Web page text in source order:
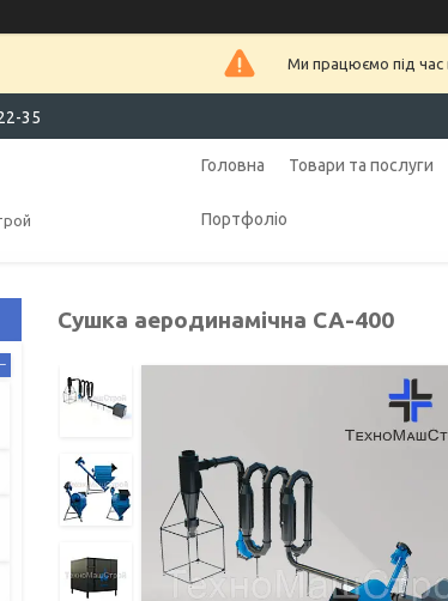
Ми працюємо під час
35
Головна Товари та послуги
Портфоліо
Сушка аеродинамічна СА-400